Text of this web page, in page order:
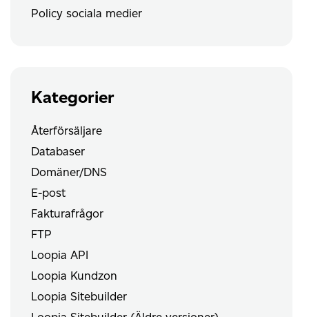
Policy sociala medier
Kategorier
Återförsäljare
Databaser
Domäner/DNS
E-post
Fakturafrågor
FTP
Loopia API
Loopia Kundzon
Loopia Sitebuilder